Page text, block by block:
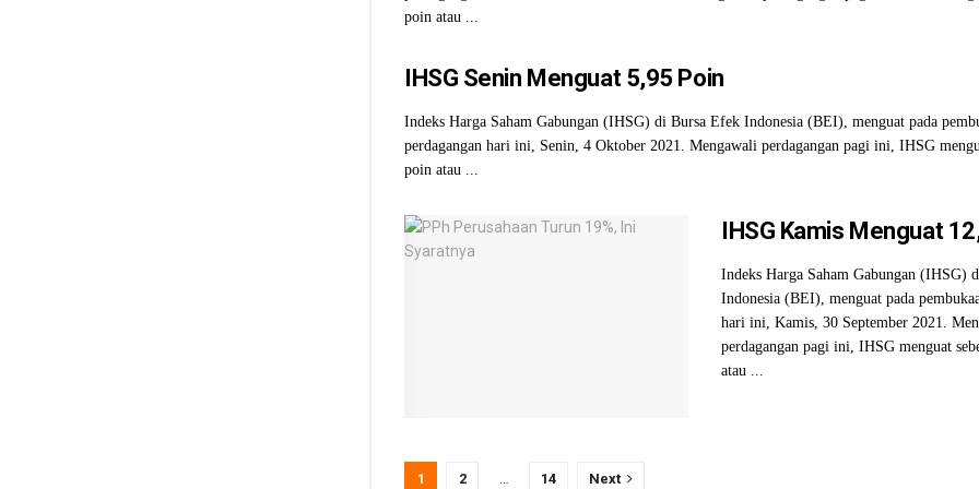
poin atau ...
IHSG Senin Menguat 5,95 Poin
Indeks Harga Saham Gabungan (IHSG) di Bursa Efek Indonesia (BEI), menguat pada
perdagangan hari ini, Senin, 4 Oktober 2021. Mengawali perdagangan pagi ini, IHSG
poin atau ...
IHSG Kamis Menguat
Indeks Harga Saham Gabungan (IHSG)
Indonesia (BEI), menguat pada
hari ini, Kamis, 30 September 2021.
perdagangan pagi ini, IHSG menguat
atau ...
1 2 … 14 Next